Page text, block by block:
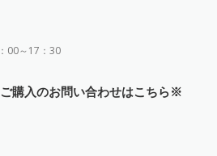
00～17：30
購入のお問い合わせはこちら※